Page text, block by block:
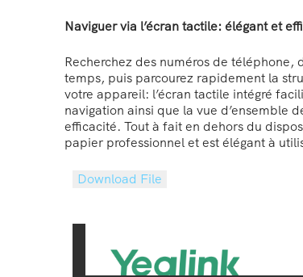
Naviguer via l’écran tactile: élégant et
Recherchez des numéros de téléphone,
temps, puis parcourez rapidement la
votre appareil: l’écran tactile intégré
navigation ainsi que la vue d’ensemble
efficacité. Tout à fait en dehors du
papier professionnel et est élégant à
Download File